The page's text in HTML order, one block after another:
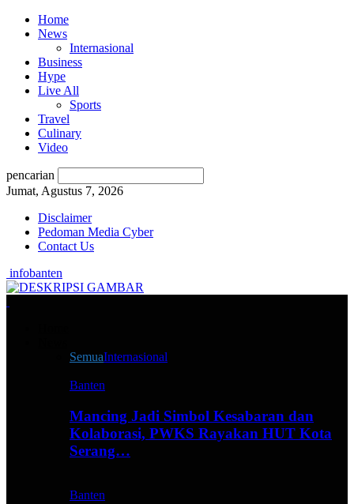
Home
News
Internasional
Business
Hype
Live All
Sports
Travel
Culinary
Video
pencarian
Jumat, Agustus 7, 2026
Disclaimer
Pedoman Media Cyber
Contact Us
infobanten
SemuaInternasional
Banten
Mancing Jadi Simbol Kesabaran dan
Kolaborasi, PWKS Rayakan HUT Kota
Serang…
Banten